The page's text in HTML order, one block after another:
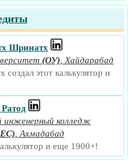
Шринатх
(ОУ)
Хайдарабад
создал этот калькулятор и
инженерный колледж
Ахмадабад
и еще 1900+!